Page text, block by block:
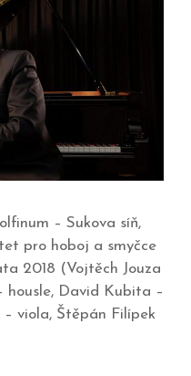
– Sukova síň,
pro hoboj a smyčce
2018 (Vojtěch Jouza
housle, David Kubita –
– viola, Štěpán Filípek